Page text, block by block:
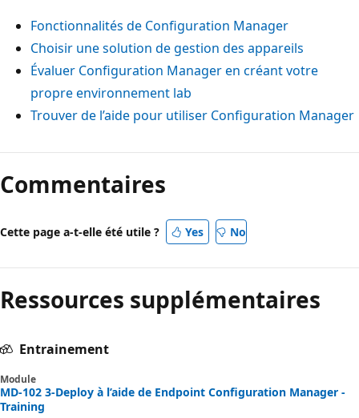
Fonctionnalités de Configuration Manager
Choisir une solution de gestion des appareils
Évaluer Configuration Manager en créant votre
propre environnement lab
Trouver de l’aide pour utiliser Configuration Manager
Commentaires
Cette page a-t-elle été utile ? Yes No
Ressources supplémentaires
Entrainement
Module
MD-102 3-Deploy à l’aide de Endpoint Configuration Manager -
Training